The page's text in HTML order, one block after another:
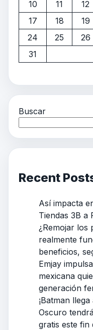
10 11 12
17
18 19
24
25 26
31
Buscar
Recent
Así impacta
Tiendas 3B a
¿Remojar los
realmente
beneficios,
Emjay
mexicana
generación
¡Batman
Oscuro
gratis este fin